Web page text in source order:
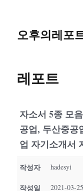
오후의레포
레포트
자소서 5종 모
공업, 두산중공
업 자기소개서
작성자 hadesyi
작성일 2021-03-